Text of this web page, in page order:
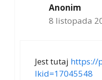
Anonim
8 listopada
Jest tutaj https://
lkid=17045548